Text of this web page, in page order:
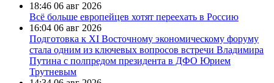
18:46 06 авг 2026
Всё больше европейцев хотят переехать в Россию
16:04 06 авг 2026
Подготовка к XI Восточному экономическому форуму
стала одним из ключевых вопросов встречи Владимира
Путина с полпредом президента в ДФО Юрием
Трутневым